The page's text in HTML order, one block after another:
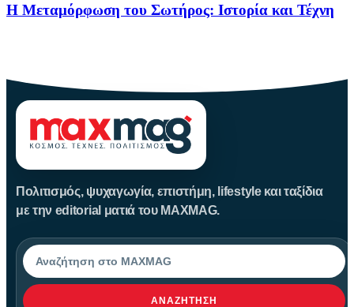
Η Μεταμόρφωση του Σωτήρος: Ιστορία και Τέχνη
Πολιτισμός, ψυχαγωγία, επιστήμη, lifestyle και ταξίδια
με την editorial ματιά του MAXMAG.
Αναζήτηση
ΑΝΑΖΉΤΗΣΗ